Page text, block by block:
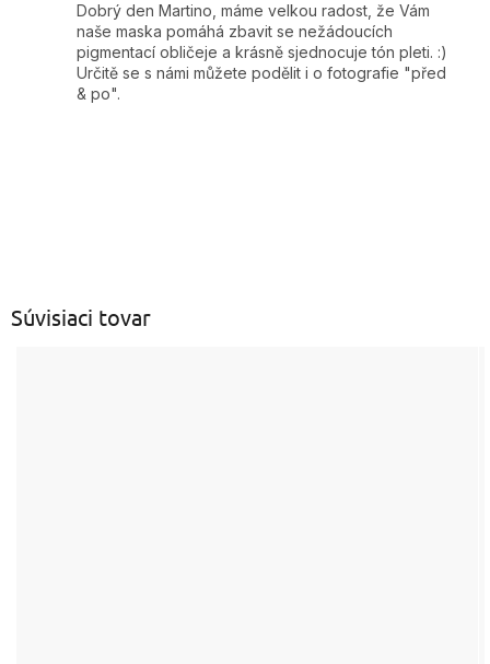
Dobrý den Martino, máme velkou radost, že Vám
naše maska pomáhá zbavit se nežádoucích
pigmentací obličeje a krásně sjednocuje tón pleti. :)
Určitě se s námi můžete podělit i o fotografie "před
& po".
Súvisiaci tovar